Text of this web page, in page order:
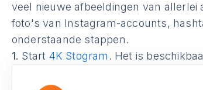
veel nieuwe afbeeldingen van
foto's van Instagram-accounts,
onderstaande stappen.
1. Start 4K Stogram . Het is